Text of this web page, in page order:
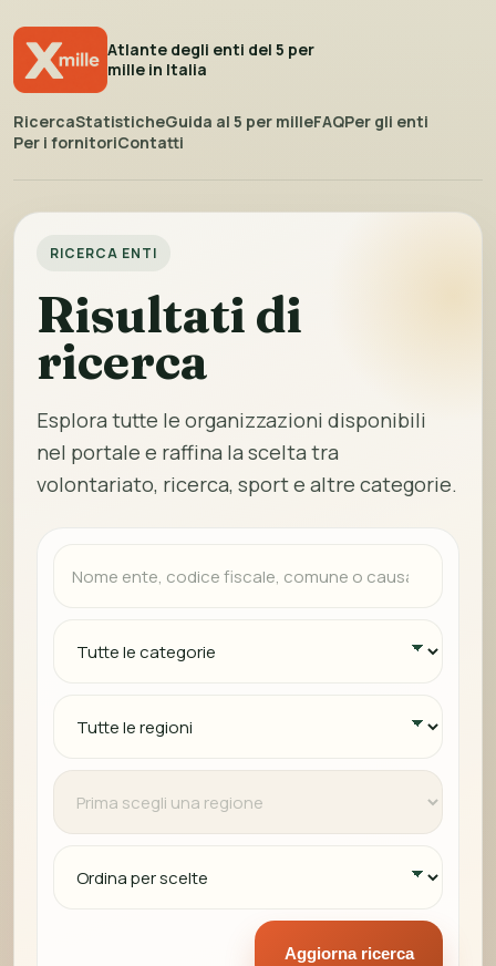
Atlante degli enti del 5 per
mille in Italia
RicercaStatisticheGuida al 5 per milleFAQPer gli enti
Per i fornitoriContatti
RICERCA ENTI
Risultati di
ricerca
Esplora tutte le organizzazioni disponibili
nel portale e raffina la scelta tra
volontariato, ricerca, sport e altre categorie.
Aggiorna ricerca